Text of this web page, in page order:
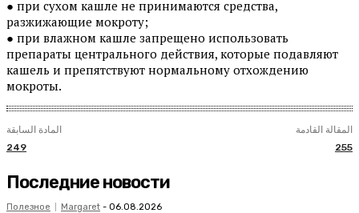
● при сухом кашле не принимаются средства,
разжижающие мокроту;
● при влажном кашле запрещено использовать
препараты центрального действия, которые подавляют
кашель и препятствуют нормальному отхождению
мокроты.
المادة السابقة
249
المقالة القادمة
255
Последние новости
Полезное Margaret - 06.08.2026